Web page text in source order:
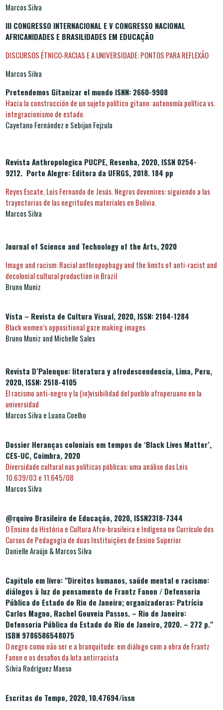
Marcos Silva
III CONGRESSO INTERNACIONAL E V CONGRESSO NACIONAL
AFRICANIDADES E BRASILIDADES EM EDUCAÇÃO
DISCURSOS ÉTNICO-RACIAS E A UNIVERSIDADE: PONTOS PARA REFLEXÃO
Marcos Silva
Pretendemos Gitanizar el mundo ISNN: 2660-9908
Hacia la construcción de un sujeto político gitano: autonomía política vs.
integracionismo de estado
Cayetano Fernández e Sebijan Fejzula
Revista Anthropologica PUCPE, Resenha, 2020, ISSN 0254-
9212. Porto Alegre: Editora da UFRGS, 2018. 184 pp
Reyes Escate, Luis Fernando de Jesús. Negros devenires: siguiendo a las
trayectorias de las negritudes materiales en Bolivia.
Marcos Silva
Journal of Science and Technology of the Arts, 2020
Image and racism: Racial anthropophagy and the limits of anti-racist and
decolonial cultural production in Brazil
Bruno Muniz
Vista – Revista de Cultura Visual, 2020, ISSN: 2184-1284
Black women’s oppositional gaze making images
Bruno Muniz and Michelle Sales
Revista D’Palenque: literatura y afrodescendencia, Lima, Peru,
2020, ISSN: 2518-4105
El racismo anti-negro y la (in)visibilidad del pueblo afroperuano en la
universidad
Marcos Silva e Luana Coelho
Dossier Heranças coloniais em tempos de ‘Black Lives Matter’,
CES-UC, Coimbra, 2020
Diversidade cultural nas políticas públicas: uma análise das Leis
10.639/03 e 11.645/08
Marcos Silva
@rquivo Brasileiro de Educação, 2020, ISSN2318-7344
O Ensino da História e Cultura Afro-brasileira e Indígena no Currículo dos
Cursos de Pedagogia de duas Instituições de Ensino Superior
Danielle Araújo & Marcos Silva
Capitulo em livro: "Direitos humanos, saúde mental e racismo:
diálogos à luz do pensamento de Frantz Fanon / Defensoria
Pública do Estado do Rio de Janeiro; organizadoras: Patrícia
Carlos Magno, Rachel Gouveia Passos. – Rio de Janeiro:
Defensoria Pública do Estado do Rio de Janeiro, 2020. – 272 p."
ISBN 9786586548075
O negro como não ser e a branquitude: em diálogo com a obra de Frantz
Fanon e os desafios da luta antirracista
Silvia Rodríguez Maeso
Escritas do Tempo, 2020, 10.47694/issn